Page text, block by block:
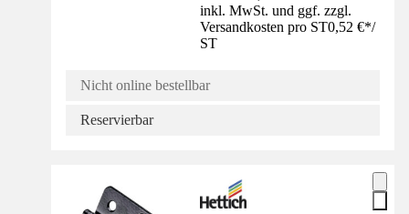
inkl. MwSt. und ggf. zzgl.
Versandkosten pro ST0,52 €*/
ST
Nicht online bestellbar
Reservierbar